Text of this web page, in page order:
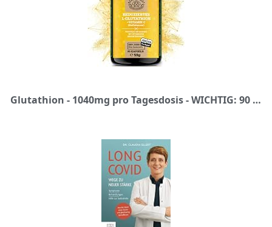
Glutathion - 1040mg pro Tagesdosis - WICHTIG: 90 Kapseln reduziertes L-Glutathion + Vitamin C für maximale Bioaktivität I Hochdosiert I aus Fermentation I Vegan & Laborgeprüft I aus DE I SCHEUNENGUT®